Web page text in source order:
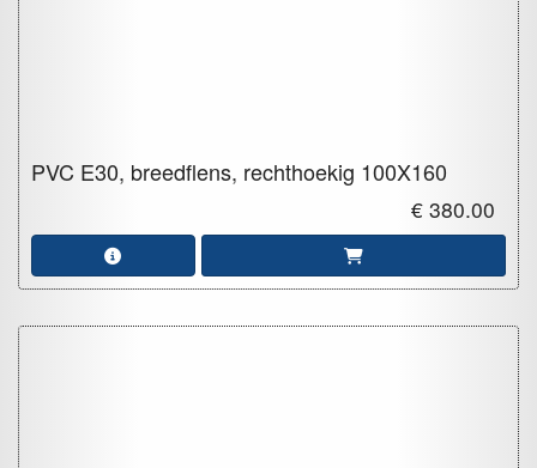
PVC E30, breedflens, rechthoekig 100X160
€ 380.00